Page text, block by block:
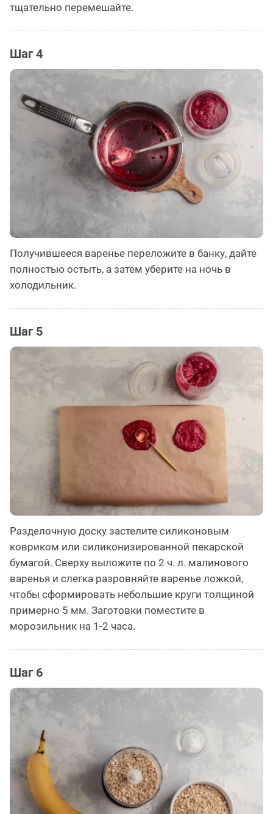
тщательно перемешайте.
Шаг 4
Получившееся варенье переложите в банку, дайте
полностью остыть, а затем уберите на ночь в
холодильник.
Шаг 5
Разделочную доску застелите силиконовым
ковриком или силиконизированной пекарской
бумагой. Сверху выложите по 2 ч. л. малинового
варенья и слегка разровняйте варенье ложкой,
чтобы сформировать небольшие круги толщиной
примерно 5 мм. Заготовки поместите в
морозильник на 1-2 часа.
Шаг 6